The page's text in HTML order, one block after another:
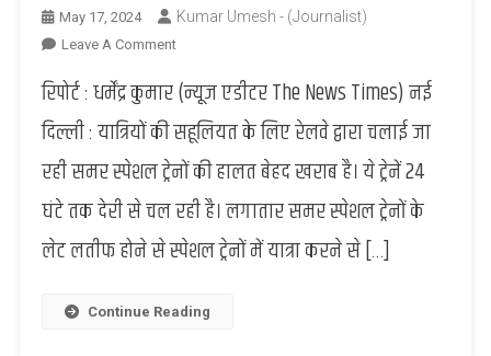
May 17, 2024 Kumar Umesh - (Journalist)
Leave A CommentOn
Railway
24
घंटे
तक
देर
से
समर
रिपोर्ट : धर्मेंद्र कुमार (न्यूज एडीटर The News Times) नई
दिल्ली : यात्रियों की सहूलियत के लिए रेलवे द्वारा चलाई जा
रही समर स्पेशल ट्रेनों की हालत बेहद खराब है। ये ट्रेनें 24
घंटे तक देरी से चल रही है। लगातार समर स्पेशल ट्रेनों के
लेट लतीफ होने से स्पेशल ट्रेनों में यात्रा करने से […]
Continue Reading